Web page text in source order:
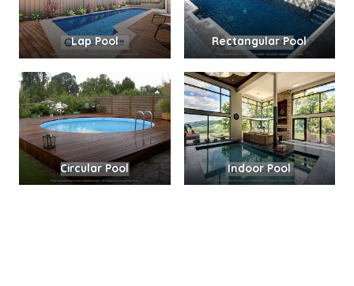
Lap Pool Rectangular Pool
Circular Pool Indoor Pool